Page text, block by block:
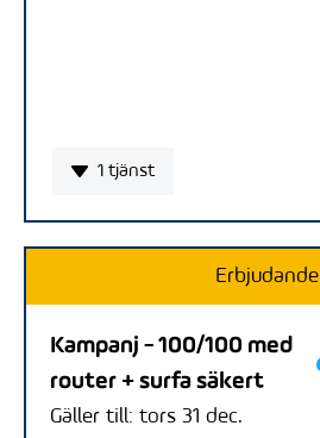
1 tjänst
Erbjudande
Kampanj - 100/100 med
router + surfa säkert
Gäller till: tors 31 dec.